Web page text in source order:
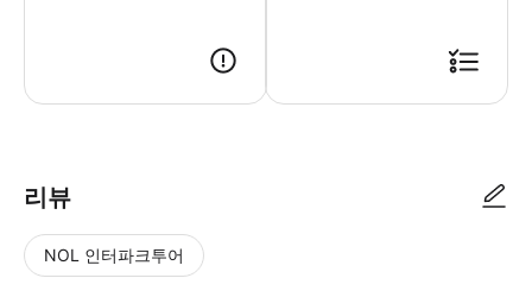
리뷰
NOL 인터파크투어